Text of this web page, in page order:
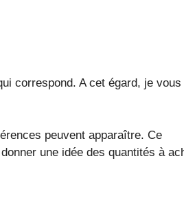
correspond. A cet égard, je vous
peuvent apparaître. Ce
une idée des quantités à